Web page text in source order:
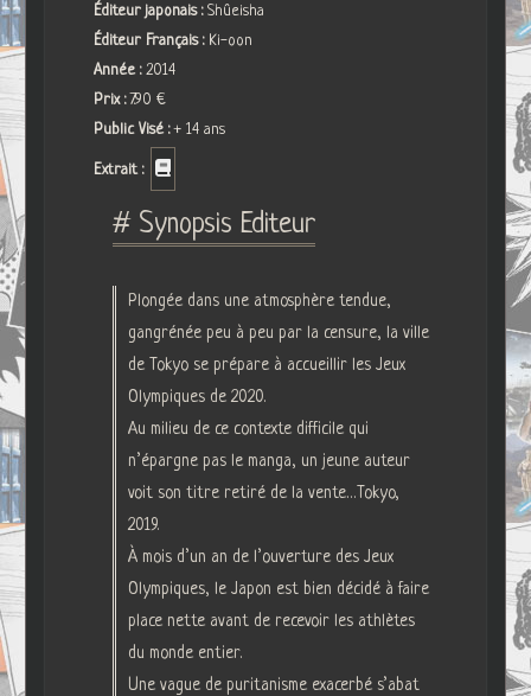
Éditeur japonais :Shûeisha
Éditeur Français : Ki-oon
Année :2014
Prix :7.90 €
Public Visé :+ 14 ans
Extrait :
# Synopsis Editeur
Plongée dans une atmosphère tendue,
gangrénée peu à peu par la censure, la ville
de Tokyo se prépare à accueillir les Jeux
Olympiques de 2020.
Au milieu de ce contexte difficile qui
n’épargne pas le manga, un jeune auteur
voit son titre retiré de la vente…Tokyo,
2019.
À mois d’un an de l’ouverture des Jeux
Olympiques, le Japon est bien décidé à faire
place nette avant de recevoir les athlètes
du monde entier.
Une vague de puritanisme exacerbé s’abat